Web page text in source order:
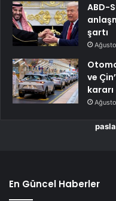
ABD-
şartı
ve
kararı
En Güncel Haberler